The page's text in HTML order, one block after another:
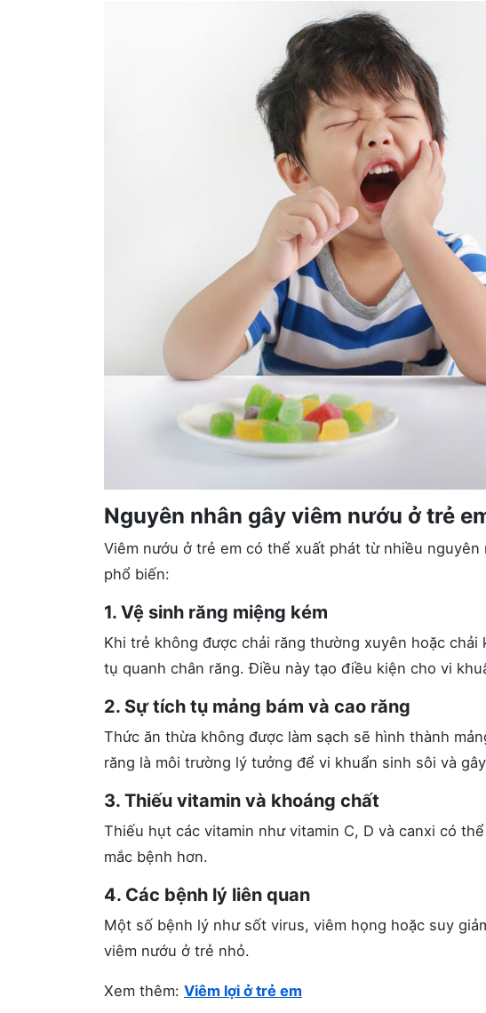
Nguyên nhân gây viêm nướu ở trẻ
Viêm nướu ở trẻ em có thể xuất phát từ nhiều
phổ biến:
1. Vệ sinh răng miệng kém
Khi trẻ không được chải răng thường xuyên hoặc
tụ quanh chân răng. Điều này tạo điều kiện cho vi
2. Sự tích tụ mảng bám và cao răng
Thức ăn thừa không được làm sạch sẽ hình thành
răng là môi trường lý tưởng để vi khuẩn sinh sôi và
3. Thiếu vitamin và khoáng chất
Thiếu hụt các vitamin như vitamin C, D và canxi có
mắc bệnh hơn.
4. Các bệnh lý liên quan
Một số bệnh lý như sốt virus, viêm họng hoặc suy
viêm nướu ở trẻ nhỏ.
Xem thêm: Viêm lợi ở trẻ em